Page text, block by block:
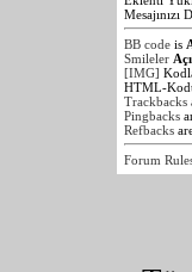
Mesajınızı
BB code is
Smileler
[IMG]
HTML-
Trackbacks
Pingbacks
Refbacks
Forum